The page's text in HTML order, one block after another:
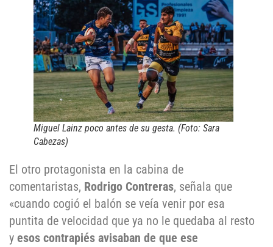
Miguel Lainz poco antes de su gesta. (Foto: Sara
Cabezas)
El otro protagonista en la cabina de
comentaristas, Rodrigo Contreras, señala que
«cuando cogió el balón se veía venir por esa
puntita de velocidad que ya no le quedaba al resto
y esos contrapiés avisaban de que ese